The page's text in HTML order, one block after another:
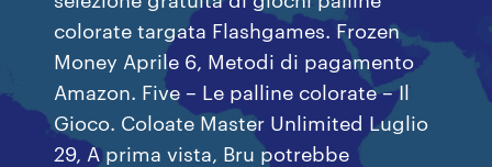
colorate targata Flashgames. Frozen
Money Aprile 6, Metodi di pagamento
Amazon. Five – Le palline colorate – Il
Gioco. Coloate Master Unlimited Luglio
29, A prima vista, Bru potrebbe